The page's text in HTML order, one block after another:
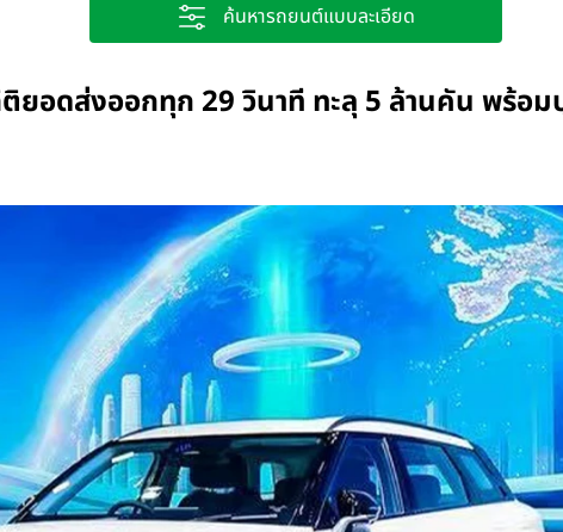
ค้นหารถยนต์แบบละเอียด
อดส่งออกทุก 29 วินาที ทะลุ 5 ล้านคัน พร้อม